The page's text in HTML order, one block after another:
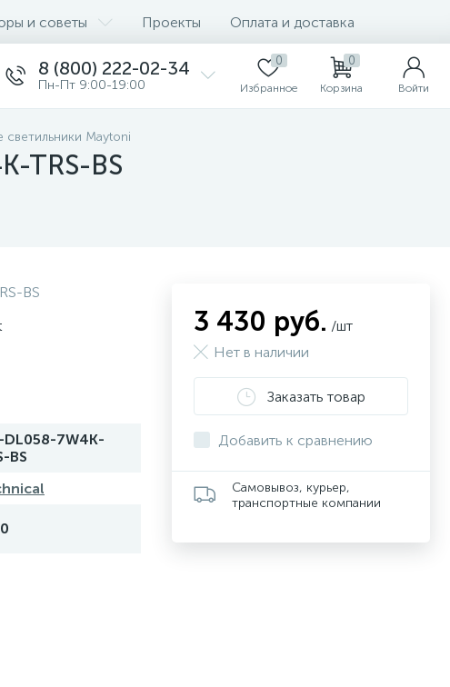
и советы Проекты Оплата и доставка
8 (800) 222-02-34
Пн-Пт 9:00-19:00
0
Избранное
0
Корзина Войти
светильники Maytoni
TRS-BS
BS
DL058-7W4K-
BS
3 430 руб. /шт
Нет в наличии
Заказать товар
Добавить к сравнению
Самовывоз, курьер,
транспортные компании